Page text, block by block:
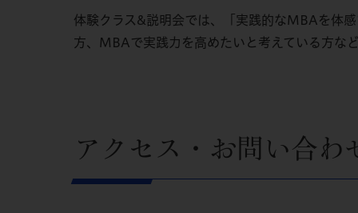
体験クラス&説明会では、「実践的なMBAを体
方、MBAで実践力を高めたいと考えている方な
アクセス・お問い合わ